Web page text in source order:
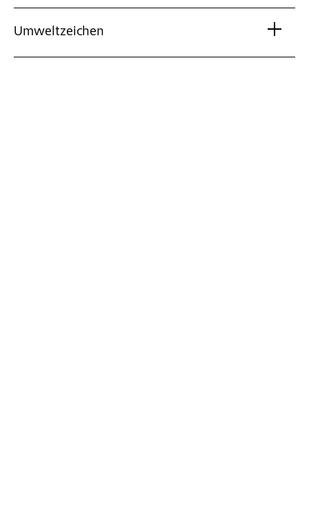
Umweltzeichen